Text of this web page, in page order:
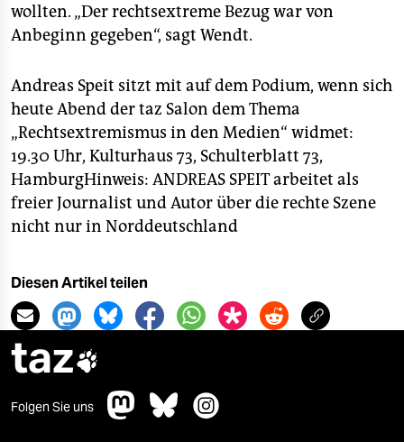
wollten. „Der rechtsextreme Bezug war von
Anbeginn gegeben“, sagt Wendt.
Andreas Speit sitzt mit auf dem Podium, wenn sich
heute Abend der taz Salon dem Thema
„Rechtsextremismus in den Medien“ widmet:
19.30 Uhr, Kulturhaus 73, Schulterblatt 73,
HamburgHinweis: ANDREAS SPEITarbeitet als
freier Journalist und Autor über die rechte Szene
nicht nur in Norddeutschland
Diesen Artikel teilen
taz
Folgen Sie uns